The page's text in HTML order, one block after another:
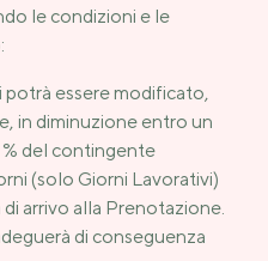
le condizioni e le
essere modificato,
in diminuzione entro un
% del contingente
(solo Giorni Lavorativi)
arrivo alla Prenotazione.
di conseguenza